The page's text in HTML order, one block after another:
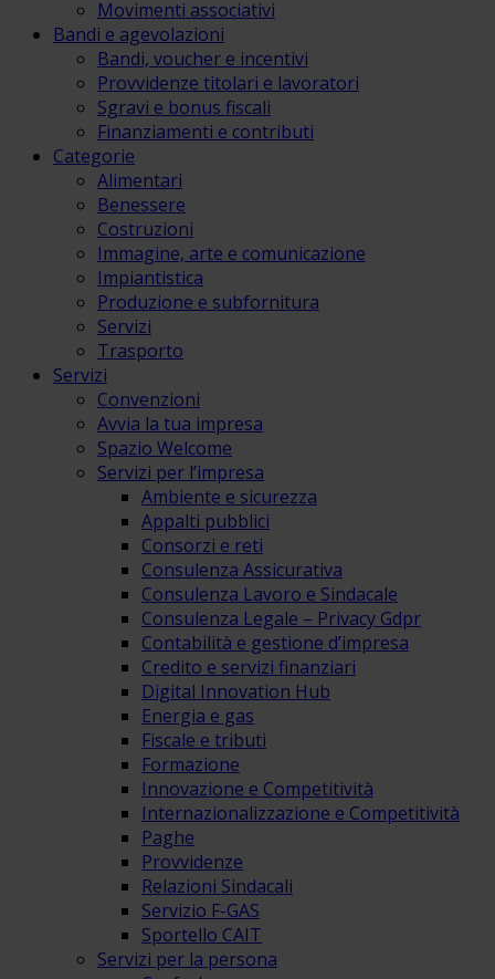
Movimenti associativi
Bandi e agevolazioni
Bandi, voucher e incentivi
Provvidenze titolari e lavoratori
Sgravi e bonus fiscali
Finanziamenti e contributi
Categorie
Alimentari
Benessere
Costruzioni
Immagine, arte e comunicazione
Impiantistica
Produzione e subfornitura
Servizi
Trasporto
Servizi
Convenzioni
Avvia la tua impresa
Spazio Welcome
Servizi per l’impresa
Ambiente e sicurezza
Appalti pubblici
Consorzi e reti
Consulenza Assicurativa
Consulenza Lavoro e Sindacale
Consulenza Legale – Privacy Gdpr
Contabilità e gestione d’impresa
Credito e servizi finanziari
Digital Innovation Hub
Energia e gas
Fiscale e tributi
Formazione
Innovazione e Competitività
Internazionalizzazione e Competitività
Paghe
Provvidenze
Relazioni Sindacali
Servizio F-GAS
Sportello CAIT
Servizi per la persona